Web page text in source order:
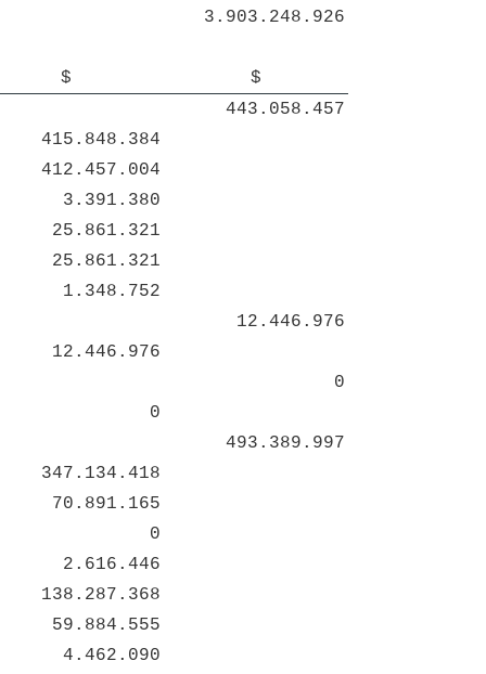
3.903.248.926
$
$
443.058.457
415.848.384
412.457.004
3.391.380
25.861.321
25.861.321
1.348.752
12.446.976
12.446.976
0
0
493.389.997
347.134.418
70.891.165
0
2.616.446
138.287.368
59.884.555
4.462.090